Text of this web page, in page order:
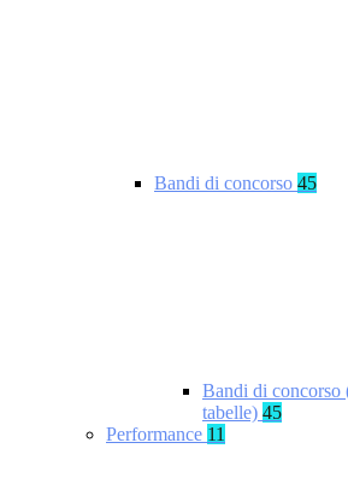
Bandi di concorso 45
Bandi di concorso
tabelle) 45
Performance 11